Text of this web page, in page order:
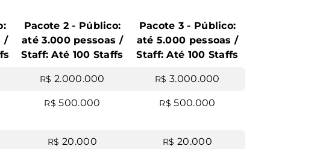
/
Pacote 2 - Público:
até 3.000 pessoas /
Staff: Até 100 Staffs
Pacote 3 - Público:
até 5.000 pessoas /
Staff: Até 100 Staffs
R$ 2.000.000 R$ 3.000.000
R$ 500.000 R$ 500.000
R$ 20.000 R$ 20.000